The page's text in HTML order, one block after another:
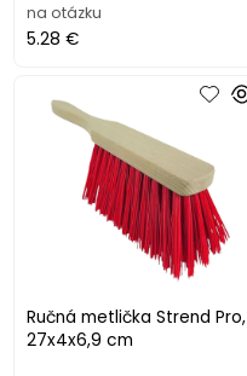
na otázku
5.28 €
Ručná metlička Strend Pro,
27x4x6,9 cm